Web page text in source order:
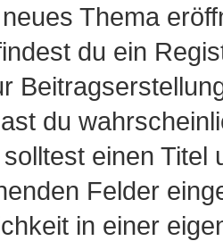
Thema
du ein
du
einen
Felder
in einer